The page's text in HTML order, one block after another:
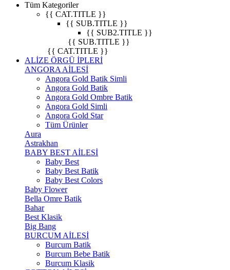
Tüm Kategoriler
{{ CAT.TITLE }}
{{ SUB.TITLE }}
{{ SUB2.TITLE }}
{{ SUB.TITLE }}
{{ CAT.TITLE }}
ALİZE ÖRGÜ İPLERİ
ANGORA AİLESİ
Angora Gold Batik Simli
Angora Gold Batik
Angora Gold Ombre Batik
Angora Gold Simli
Angora Gold Star
Tüm Ürünler
Aura
Astrakhan
BABY BEST AİLESİ
Baby Best
Baby Best Batik
Baby Best Colors
Baby Flower
Bella Omre Batik
Bahar
Best Klasik
Big Bang
BURCUM AİLESİ
Burcum Batik
Burcum Bebe Batik
Burcum Klasik